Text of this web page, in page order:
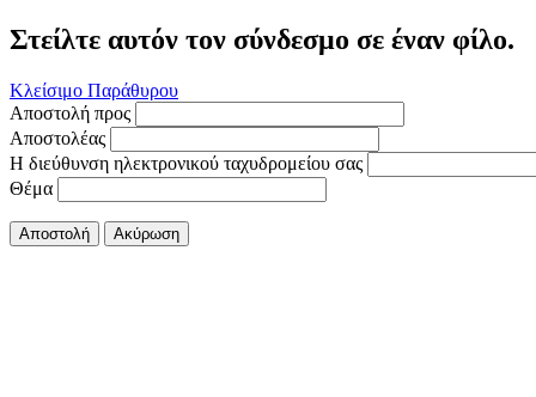
Στείλτε αυτόν τον σύνδεσμο σε έναν φίλο.
Κλείσιμο Παράθυρου
Αποστολή προς
Αποστολέας
Η διεύθυνση ηλεκτρονικού ταχυδρομείου σας
Θέμα
Αποστολή Ακύρωση